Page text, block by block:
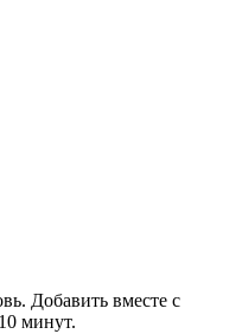
Добавить вместе с
минут.